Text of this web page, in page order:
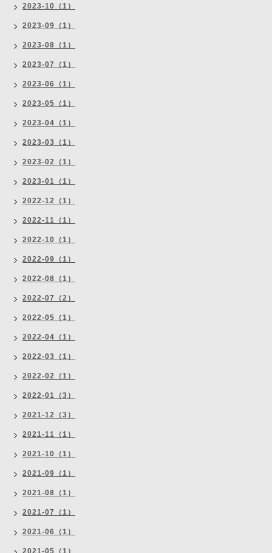
2023-10（1）
2023-09（1）
2023-08（1）
2023-07（1）
2023-06（1）
2023-05（1）
2023-04（1）
2023-03（1）
2023-02（1）
2023-01（1）
2022-12（1）
2022-11（1）
2022-10（1）
2022-09（1）
2022-08（1）
2022-07（2）
2022-05（1）
2022-04（1）
2022-03（1）
2022-02（1）
2022-01（3）
2021-12（3）
2021-11（1）
2021-10（1）
2021-09（1）
2021-08（1）
2021-07（1）
2021-06（1）
2021-05（1）